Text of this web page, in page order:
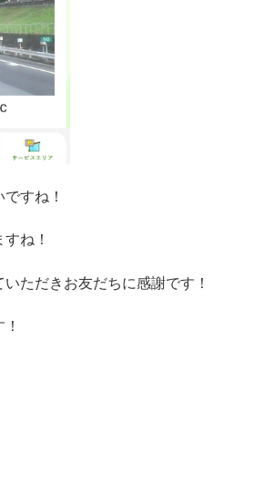
すね！
ね！
ただきお友だちに感謝です！